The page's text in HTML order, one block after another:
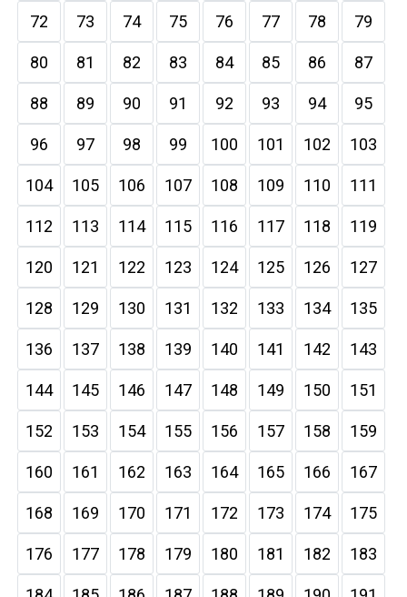
72 73 74 75 76 77 78 79
80 81 82 83 84 85 86 87
88 89 90 91 92 93 94 95
96 97 98 99 100 101 102 103
104 105 106 107 108 109 110 111
112 113 114 115 116 117 118 119
120 121 122 123 124 125 126 127
128 129 130 131 132 133 134 135
136 137 138 139 140 141 142 143
144 145 146 147 148 149 150 151
152 153 154 155 156 157 158 159
160 161 162 163 164 165 166 167
168 169 170 171 172 173 174 175
176 177 178 179 180 181 182 183